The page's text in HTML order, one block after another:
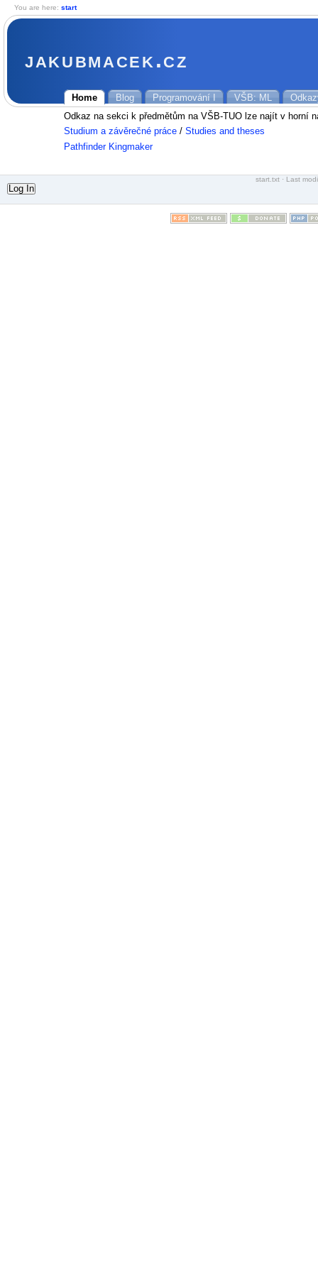
You are here: start
jakubmacek.cz
Home Blog Programování I VŠB: ML
Odkaz na sekci k předmětům na VŠB-TUO lze najít v horní
Studium a závěrečné práce / Studies and theses
Pathfinder Kingmaker
start.txt · Last
Log In